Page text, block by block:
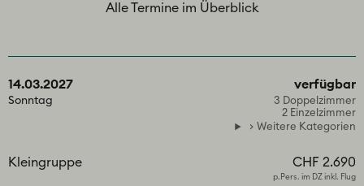
Alle Termine im Überblick
14.03.2027
Sonntag
Kleingruppe
verfügbar
3 Doppelzimmer
2 Einzelzimmer
Weitere Kategorien
CHF 2.690
p.Pers. im DZ inkl. Flug